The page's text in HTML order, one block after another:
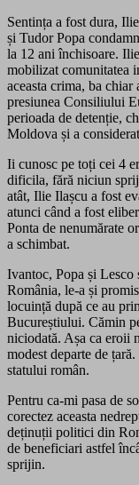
Sentința a fost dura,
și Tudor Popa
la 12 ani închisoare.
mobilizat comunitatea
aceasta crima, ba
presiunea Consiliului
perioada de detenție,
Moldova și a
Ii cunosc pe toți cei 4
dificila, fără niciun
atât, Ilie Ilașcu a fost
atunci când a fost
Ponta de nenumărate
a schimbat.
Ivantoc, Popa și Lesco
România, le-a și
locuință după ce au
Bucureștiului. Cămin
niciodată. Așa ca eroii
modest departe de
statului român.
Pentru ca-mi pasa de
corectez aceasta
deținuții politici din
de beneficiari astfel
sprijin.